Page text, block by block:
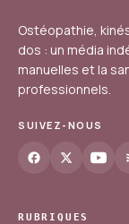
Ostéopathie,
dos : un média
manuelles et la
professionnels.
SUIVEZ-NOUS
RUBRIQUES